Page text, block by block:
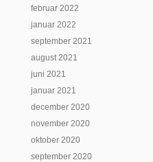
februar 2022
januar 2022
september 2021
august 2021
juni 2021
januar 2021
december 2020
november 2020
oktober 2020
september 2020